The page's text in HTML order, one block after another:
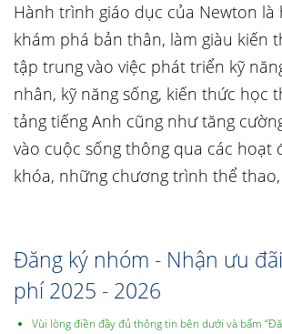
Hành trình giáo dục của Newton
khám phá bản thân, làm giàu kiến
tập trung vào việc phát triển kỹ
nhân, kỹ năng sống, kiến thức học
tảng tiếng Anh cũng như tăng
vào cuộc sống thông qua các hoạt
khóa, những chương trình thể
Đăng ký nhóm - Nhận ưu
phí 2025 - 2026
Vùi lòng điền đầy đủ thông tin bên dưới và bấm